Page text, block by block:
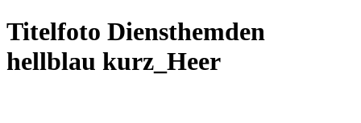
Titelfoto Diensthemden
hellblau kurz_Heer